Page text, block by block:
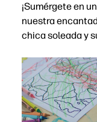
¡Sumérgete en
nuestra
chica soleada y
Simplemente
Los
Promueve la
Diversión